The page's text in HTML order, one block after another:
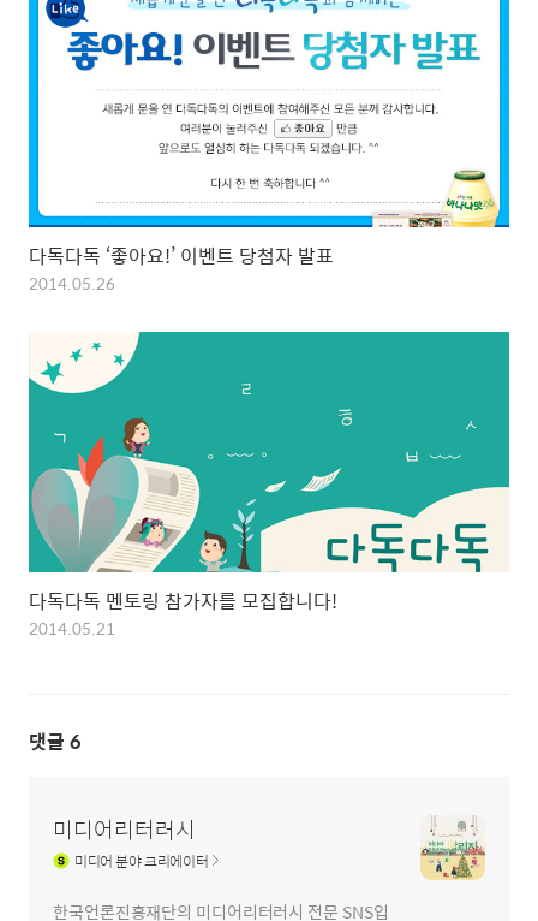
다독다독 ‘좋아요!’ 이벤트 당첨자 발표
2014.05.26
다독다독 멘토링 참가자를 모집합니다!
2014.05.21
댓글 6
미디어리터러시
미디어분야 크리에이터
한국언론진흥재단의 미디어리터러시 전문 SNS입